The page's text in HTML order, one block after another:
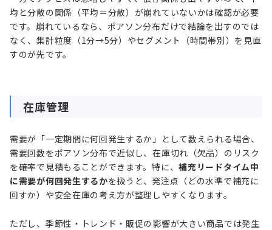
均と分散の関係（平均＝分散）が崩れていないかは確認が必要
です。崩れているなら、ポアソン分布だけで結論を出すのでは
なく、集計粒度（1分→5分）やセグメント（時間帯別）を見直
すのが先です。
在庫管理
需要が「一定期間に何回発生するか」として数えられる場合、
需要回数をポアソン分布で近似し、在庫切れ（欠品）のリスク
を確率で見積もることができます。特に、補充リードタイム中
に需要が何回発生するかを扱うと、発注点（どの水準で補充に
回すか）や安全在庫の考え方が整理しやすくなります。
ただし、季節性・トレンド・販促の影響が大きい商品では発生